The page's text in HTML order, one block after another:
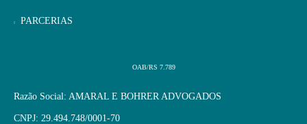
PARCERIAS
OAB/RS 7.789
Razão Social: AMARAL E BOHRER ADVOGADOS
CNPJ: 29.494.748/0001-70